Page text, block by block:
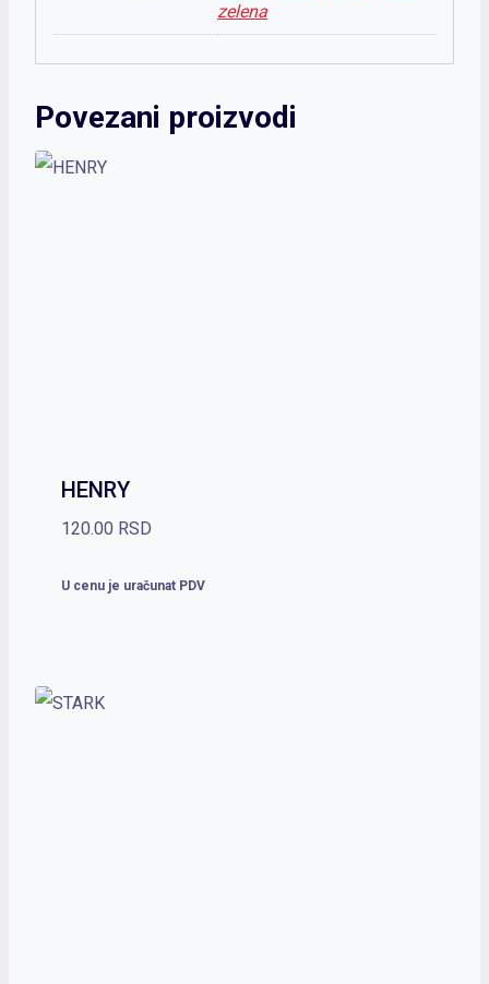
zelena
Povezani proizvodi
HENRY
120.00 RSD
U cenu je uračunat PDV